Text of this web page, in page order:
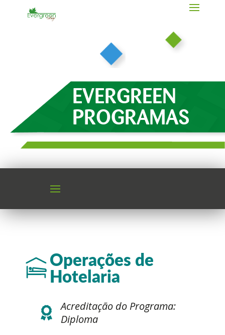
EVERGREEN
PROGRAMAS
Operações de
Hotelaria
Acreditação do Programa:
Diploma